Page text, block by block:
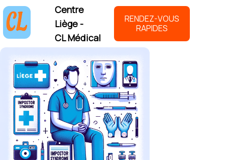
Centre
Liège -
CL Médical
RENDEZ-VOUS
RAPIDES